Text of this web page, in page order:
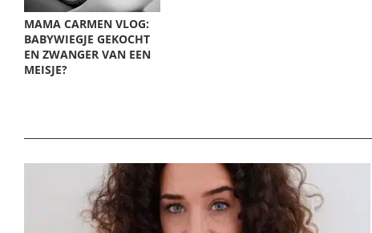
MAMA CARMEN VLOG:
BABYWIEGJE GEKOCHT
EN ZWANGER VAN EEN
MEISJE?